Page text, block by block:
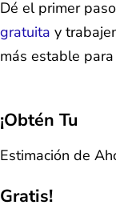
Dé el primer
gratuita y
más estable
¡Obtén Tu
Estimación de
Gratis!